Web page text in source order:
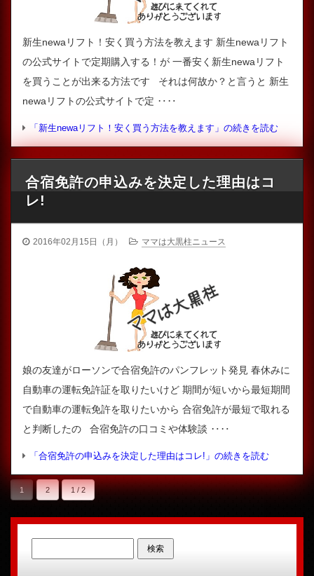
新生newaリフト！安く買う方法を教えます 新生newaリフト
の公式サイトで定期購入する！が 一番安く新生newaリフト
を買うことが出来る方法です それは何故か？と言うと 新生
newaリフトの公式サイトで定 ‥‥
「新生newaリフト！安く買う方法を教えます」の続きを読む
合宿免許の申込みを決定した理由はコ
レ!
2016年02月15日（月） ママは大黒柱ニュース
娘の友達がローソンで合宿免許のパンフレット発見 春休みに
自動車の運転免許証を取りたいけど 期間が短いから最短期間
で自動車の運転免許を取りたいから 合宿免許が最短で取れる
と判断したの 合宿免許の口コミや体験談 ‥‥
「合宿免許の申込みを決定した理由はコレ!」の続きを読む
1 2 1 / 2